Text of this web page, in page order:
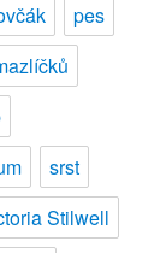
pes
srst
Stilwell